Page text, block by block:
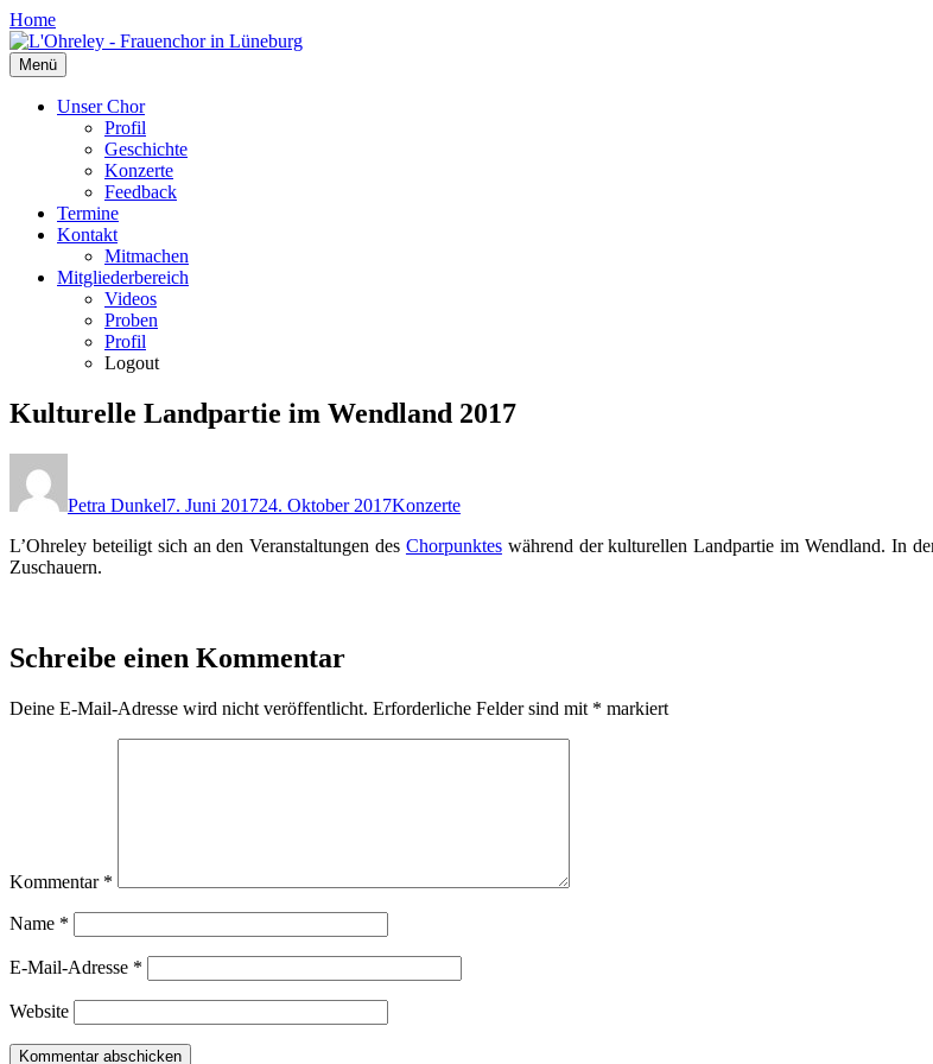
Zum
Inhalt
springen
Home
Menü
Unser Chor
Profil
Geschichte
Konzerte
Feedback
Termine
Kontakt
Mitmachen
Mitgliederbereich
Videos
Proben
Profil
Logout
Kulturelle Landpartie im Wendland 2017
Petra Dunkel7. Juni 201724. Oktober 2017Konzerte
L’Ohreley beteiligt sich an den Veranstaltungen des Chorpunkteswährend der kulturellen Landpartie im Wendland. In
Zuschauern.
Schreibe einen Kommentar
Deine E-Mail-Adresse wird nicht veröffentlicht. Erforderliche Felder sind mit * markiert
Kommentar *
Name *
E-Mail-Adresse *
Website